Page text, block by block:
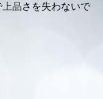
上品さを失わないで